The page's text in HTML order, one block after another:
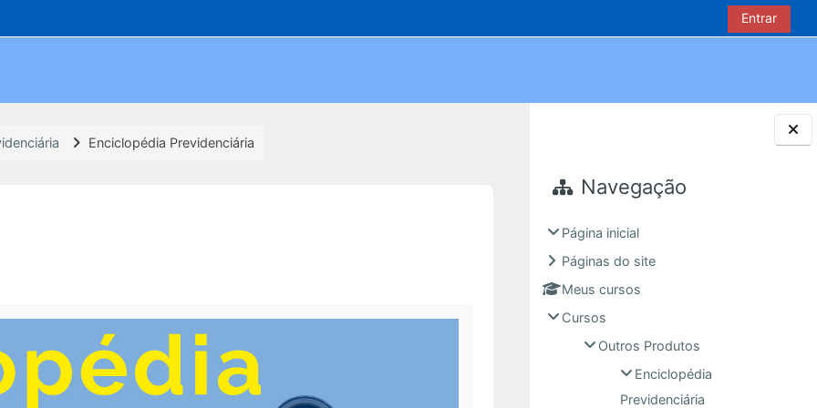
BlocosNavegação
Página inicial
Páginas do site
Meus cursos
Cursos
Outros Produtos
Enciclopédia
Previdenciária
Entrar
Enciclopédia Previdenciária